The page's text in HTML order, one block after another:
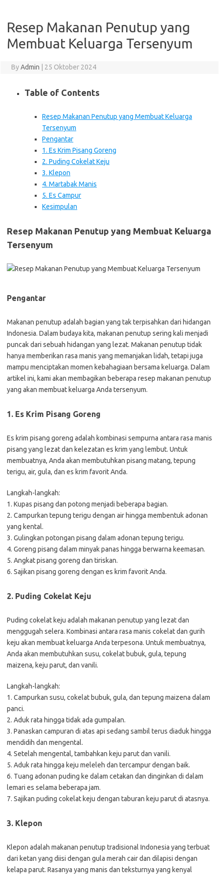
Resep Makanan Penutup yang
Membuat Keluarga Tersenyum
ByAdmin 25 Oktober 2024
Table of Contents
Resep Makanan Penutup yang Membuat Keluarga
Tersenyum
Pengantar
1. Es Krim Pisang Goreng
2. Puding Cokelat Keju
3. Klepon
4. Martabak Manis
5. Es Campur
Kesimpulan
Resep Makanan Penutup yang Membuat Keluarga
Tersenyum
Pengantar
Makanan penutup adalah bagian yang tak terpisahkan dari hidangan
Indonesia. Dalam budaya kita, makanan penutup sering kali menjadi
puncak dari sebuah hidangan yang lezat. Makanan penutup tidak
hanya memberikan rasa manis yang memanjakan lidah, tetapi juga
mampu menciptakan momen kebahagiaan bersama keluarga. Dalam
artikel ini, kami akan membagikan beberapa resep makanan penutup
yang akan membuat keluarga Anda tersenyum.
1. Es Krim Pisang Goreng
Es krim pisang goreng adalah kombinasi sempurna antara rasa manis
pisang yang lezat dan kelezatan es krim yang lembut. Untuk
membuatnya, Anda akan membutuhkan pisang matang, tepung
terigu, air, gula, dan es krim favorit Anda.
Langkah-langkah:
1. Kupas pisang dan potong menjadi beberapa bagian.
2. Campurkan tepung terigu dengan air hingga membentuk adonan
yang kental.
3. Gulingkan potongan pisang dalam adonan tepung terigu.
4. Goreng pisang dalam minyak panas hingga berwarna keemasan.
5. Angkat pisang goreng dan tiriskan.
6. Sajikan pisang goreng dengan es krim favorit Anda.
2. Puding Cokelat Keju
Puding cokelat keju adalah makanan penutup yang lezat dan
menggugah selera. Kombinasi antara rasa manis cokelat dan gurih
keju akan membuat keluarga Anda terpesona. Untuk membuatnya,
Anda akan membutuhkan susu, cokelat bubuk, gula, tepung
maizena, keju parut, dan vanili.
Langkah-langkah:
1. Campurkan susu, cokelat bubuk, gula, dan tepung maizena dalam
panci.
2. Aduk rata hingga tidak ada gumpalan.
3. Panaskan campuran di atas api sedang sambil terus diaduk hingga
mendidih dan mengental.
4. Setelah mengental, tambahkan keju parut dan vanili.
5. Aduk rata hingga keju meleleh dan tercampur dengan baik.
6. Tuang adonan puding ke dalam cetakan dan dinginkan di dalam
lemari es selama beberapa jam.
7. Sajikan puding cokelat keju dengan taburan keju parut di atasnya.
3. Klepon
Klepon adalah makanan penutup tradisional Indonesia yang terbuat
dari ketan yang diisi dengan gula merah cair dan dilapisi dengan
kelapa parut. Rasanya yang manis dan teksturnya yang kenyal